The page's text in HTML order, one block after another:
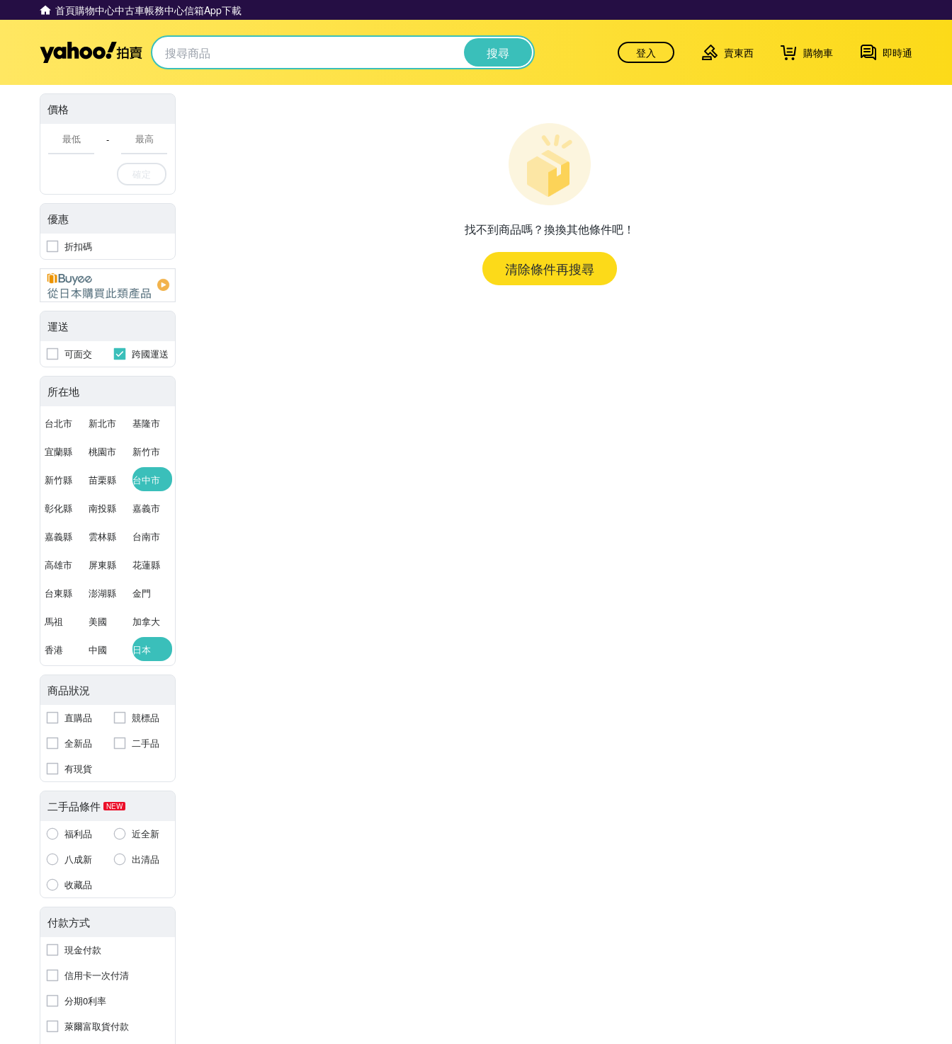
首頁購物中心中古車帳務中心信箱App下載
Yahoo拍賣 搜尋 登入 賣東西 購物車 即時通
價格
-
確定
優惠
折扣碼
運送
可面交 跨國運送
所在地
台北市 新北市 基隆市
宜蘭縣 桃園市 新竹市
新竹縣 苗栗縣 台中市
彰化縣 南投縣 嘉義市
嘉義縣 雲林縣 台南市
高雄市 屏東縣 花蓮縣
台東縣 澎湖縣 金門
馬祖 美國 加拿大
香港 中國 日本
商品狀況
直購品
競標品
全新品
二手品
有現貨
二手品條件 NEW
福利品
近全新
八成新
出清品
收藏品
付款方式
現金付款
信用卡一次付清
分期0利率
萊爾富取貨付款
找不到商品嗎？換換其他條件吧！
清除條件再搜尋